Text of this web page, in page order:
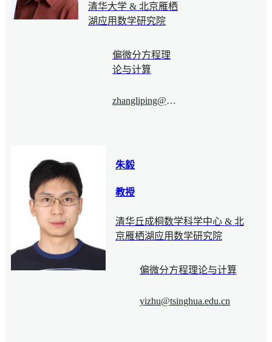
清华大学 & 北京雁栖
湖应用数学研究院
偏微分方程理
论与计算
zhangliping@bimsa.cn
朱毅
教授
清华丘成桐数学科学中心 & 北
京雁栖湖应用数学研究院
偏微分方程理论与计算
yizhu@tsinghua.edu.cn